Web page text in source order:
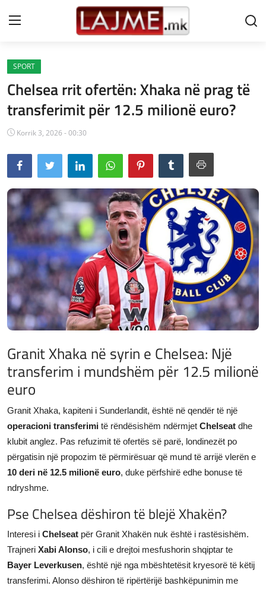
Shtëpi
LAJME MAQEDONI
SHQIPERI
KOSOVA
LAJME NGA BOTA
SHOWBIZ
SPORT
SHENDETI
JETA
Gallery
SPORT
Chelsea rrit ofertën: Xhaka në prag të
transferimit për 12.5 milionë euro?
Korrik 3, 2026 - 00:30
Granit Xhaka në syrin e Chelsea: Një
transferim i mundshëm për 12.5 milionë
euro
Granit Xhaka, kapiteni i Sunderlandit, është në qendër të një
operacioni transferimi të rëndësishëm ndërmjet Chelseat dhe
klubit anglez. Pas refuzimit të ofertës së parë, londinezët po
përgatisin një propozim të përmirësuar që mund të arrijë vlerën e
10 deri në 12.5 milionë euro, duke përfshirë edhe bonuse të
ndryshme.
Pse Chelsea dëshiron të blejë Xhakën?
Interesi i Chelseat për Granit Xhakën nuk është i rastësishëm.
Trajneri Xabi Alonso, i cili e drejtoi mesfushorin shqiptar te
Bayer Leverkusen, është një nga mbështetësit kryesorë të këtij
transferimi. Alonso dëshiron të ripërtërijë bashkëpunimin me